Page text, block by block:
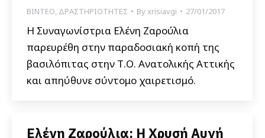
ΒΙΝΤΕΟ, ΔΡΑΣΤΗΡΙΟΤΗΤΕΣ Byxrisiavgi 27/01/2017
Η Συναγωνίστρια Ελένη Ζαρούλια
παρευρέθη στην παραδοσιακή κοπή της
βασιλόπιτας στην Τ.Ο. Ανατολικής Αττικής
και απηύθυνε σύντομο χαιρετισμό.
Ελένη Ζαρούλια: Η Χρυσή Αυγή